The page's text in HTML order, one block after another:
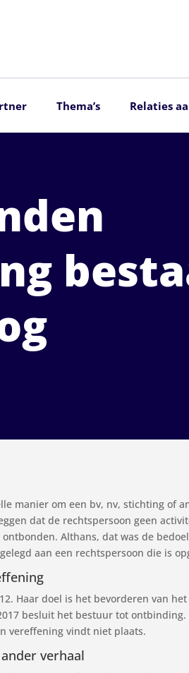
Thema’s Relaties
manier om een bv, nv, stichting of
dat de rechtspersoon geen
Althans, dat was de
aan een rechtspersoon die is
Haar doel is het bevorderen van
besluit het bestuur tot
vereffening vindt niet plaats.
verhaal